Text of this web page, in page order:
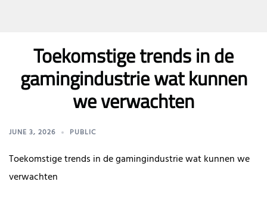
Toekomstige trends in de
gamingindustrie wat kunnen
we verwachten
JUNE 3, 2026 PUBLIC
Toekomstige trends in de gamingindustrie wat kunnen we
verwachten